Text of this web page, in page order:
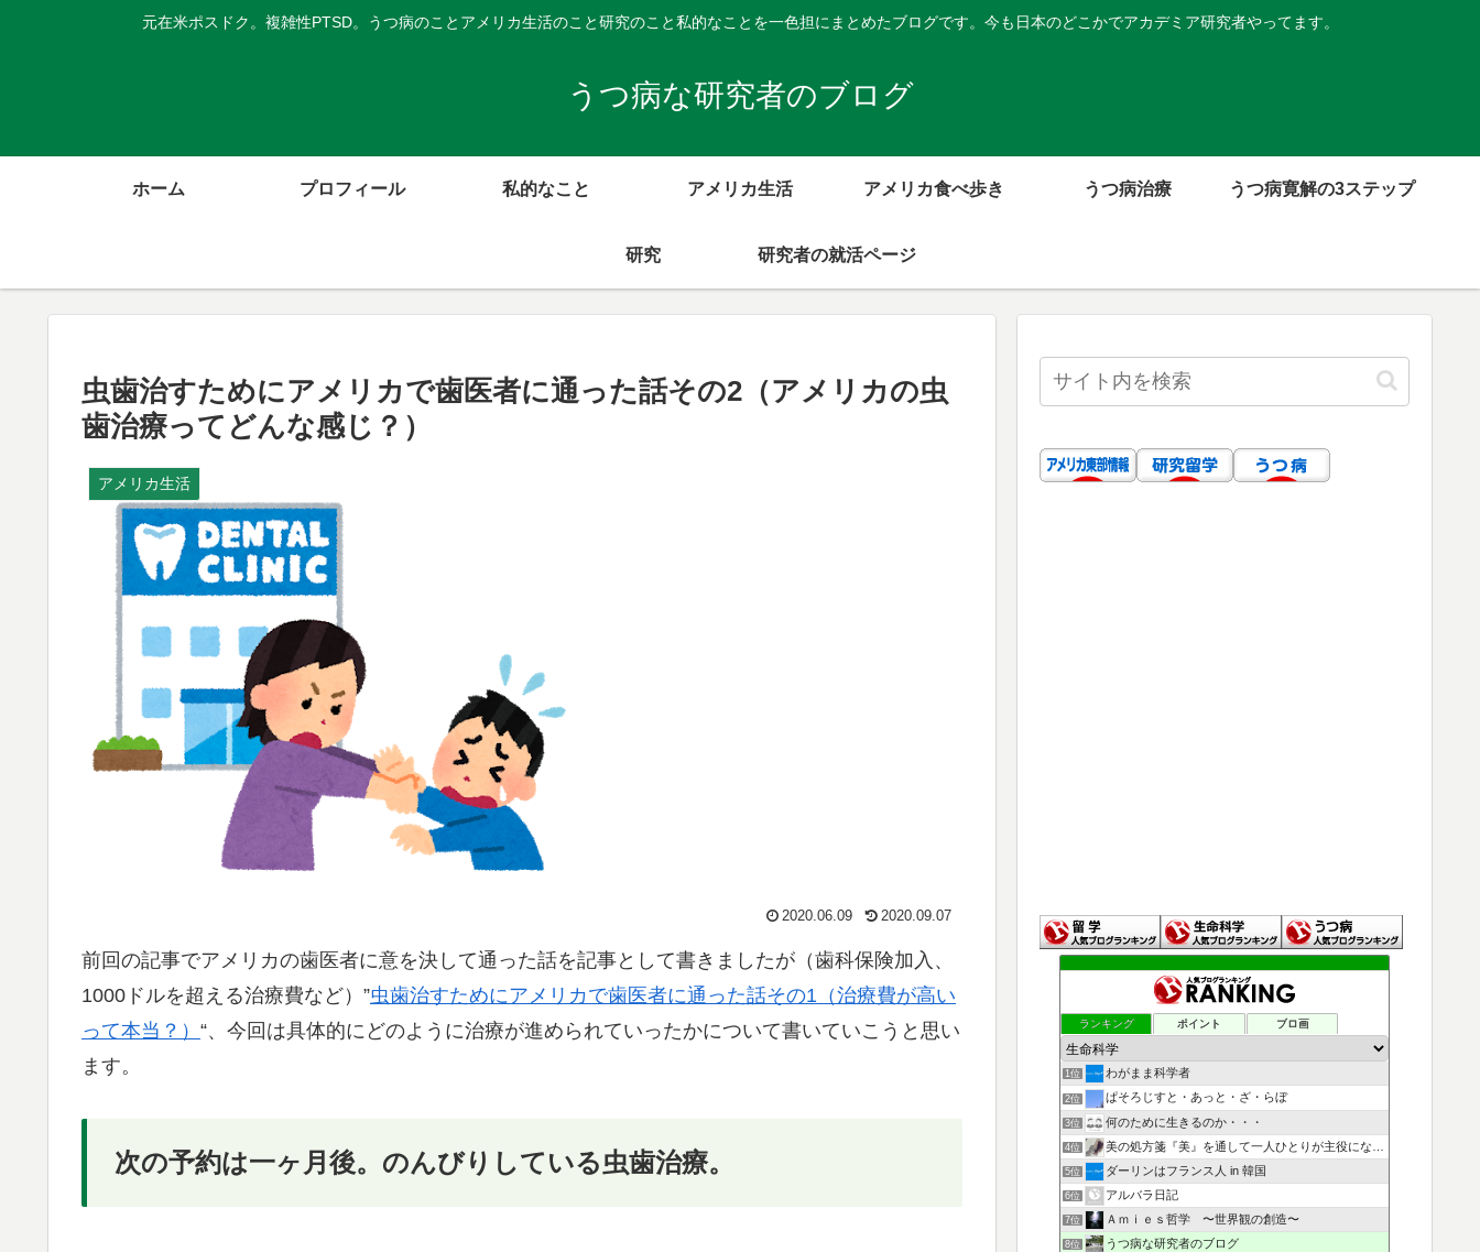
元在米ポスドク。複雑性PTSD。うつ病のことアメリカ生活のこと研究のこと私的なことを一色担にまとめたブログです。今も日本のどこかでアカデミア研究者やってます。
うつ病な研究者のブログ
ホーム プロフィール 私的なこと アメリカ生活 アメリカ食べ歩き うつ病治療 うつ病寛解の3ステップ
研究 研究者の就活ページ
虫歯治すためにアメリカで歯医者に通った話その2（アメリカの虫
歯治療ってどんな感じ？）
アメリカ生活
2020.06.09 2020.09.07
前回の記事でアメリカの歯医者に意を決して通った話を記事として書きましたが（歯科保険加入、
1000ドルを超える治療費など）”虫歯治すためにアメリカで歯医者に通った話その1（治療費が高い
って本当？） “、今回は具体的にどのように治療が進められていったかについて書いていこうと思い
ます。
次の予約は一ヶ月後。のんびりしている虫歯治療。
ランキング ポイント ブロ画
1位 わがまま科学者
2位 ぱそろじすと・あっと・ざ・らぼ
3位 何のために生きるのか・・・
4位 美の処方箋『美』を通して一人ひとりが主役になる人生を叶える
5位 ダーリンはフランス人 in 韓国
6位 アルバラ日記
7位 Ａｍｉｅｓ哲学 〜世界観の創造〜
8位 うつ病な研究者のブログ